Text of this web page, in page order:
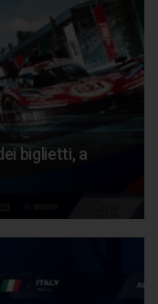
biglietti, a